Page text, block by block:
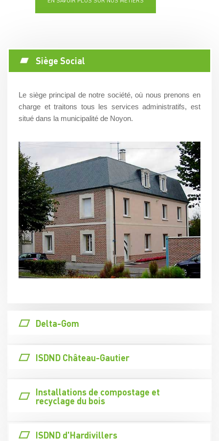
Siège Social
Le siège principal de notre société, où nous prenons en
charge et traitons tous les services administratifs, est
situé dans la municipalité de Noyon.
Delta-Gom
ISDND Château-Gautier
Installations de compostage et
recyclage du bois
ISDND d'Hardivillers